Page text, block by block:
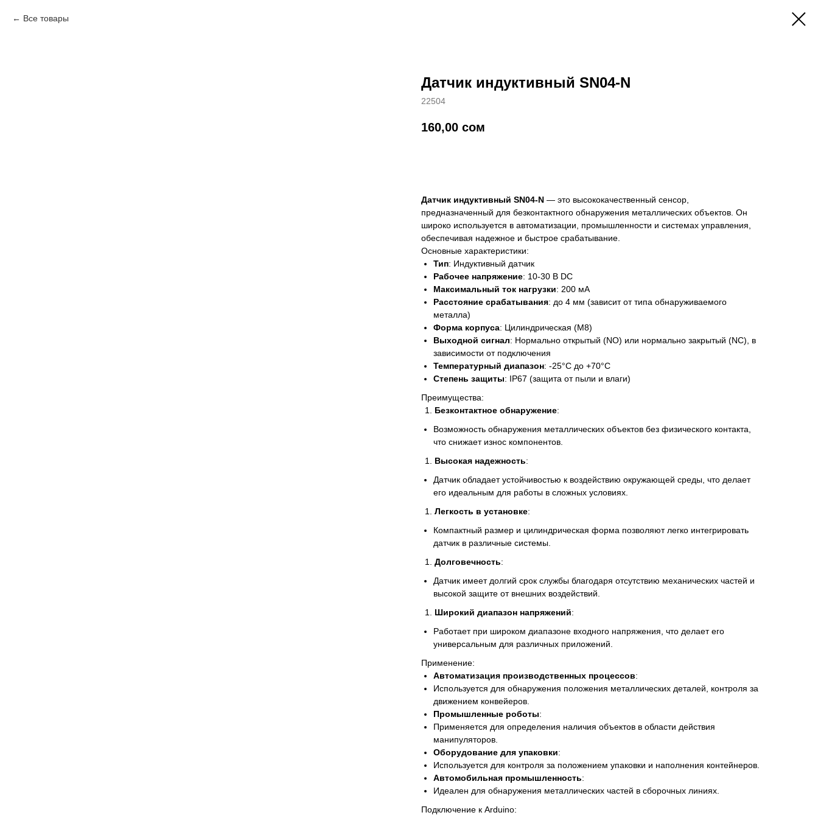
Все товары
Датчик индуктивный SN04-N
22504
160,00 сом
Датчик индуктивный SN04-N — это высококачественный сенсор,
предназначенный для безконтактного обнаружения металлических объектов. Он
широко используется в автоматизации, промышленности и системах управления,
обеспечивая надежное и быстрое срабатывание.
Основные характеристики:
Тип: Индуктивный датчик
Рабочее напряжение: 10-30 В DC
Максимальный ток нагрузки: 200 мА
Расстояние срабатывания: до 4 мм (зависит от типа обнаруживаемого
металла)
Форма корпуса: Цилиндрическая (M8)
Выходной сигнал: Нормально открытый (NO) или нормально закрытый (NC), в
зависимости от подключения
Температурный диапазон: -25°C до +70°C
Степень защиты: IP67 (защита от пыли и влаги)
Преимущества:
Безконтактное обнаружение:
Возможность обнаружения металлических объектов без физического контакта,
что снижает износ компонентов.
Высокая надежность:
Датчик обладает устойчивостью к воздействию окружающей среды, что делает
его идеальным для работы в сложных условиях.
Легкость в установке:
Компактный размер и цилиндрическая форма позволяют легко интегрировать
датчик в различные системы.
Долговечность:
Датчик имеет долгий срок службы благодаря отсутствию механических частей и
высокой защите от внешних воздействий.
Широкий диапазон напряжений:
Работает при широком диапазоне входного напряжения, что делает его
универсальным для различных приложений.
Применение:
Автоматизация производственных процессов:
Используется для обнаружения положения металлических деталей, контроля за
движением конвейеров.
Промышленные роботы:
Применяется для определения наличия объектов в области действия
манипуляторов.
Оборудование для упаковки:
Используется для контроля за положением упаковки и наполнения контейнеров.
Автомобильная промышленность:
Идеален для обнаружения металлических частей в сборочных линиях.
Подключение к Arduino: